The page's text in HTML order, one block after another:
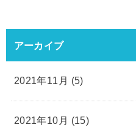
アーカイブ
2021年11月 (5)
2021年10月 (15)